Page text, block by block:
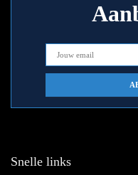
Snelle links